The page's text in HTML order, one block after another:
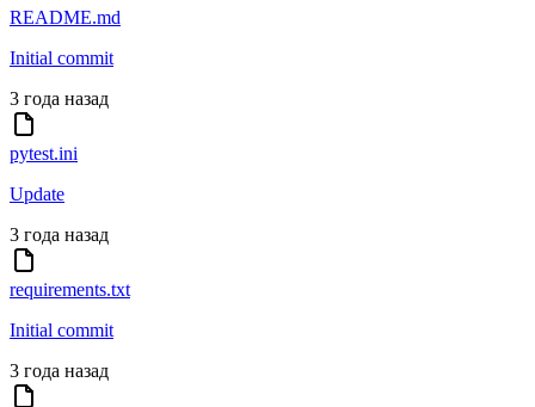
README.md
Initial commit
3 года назад
pytest.ini
Update
3 года назад
requirements.txt
Initial commit
3 года назад